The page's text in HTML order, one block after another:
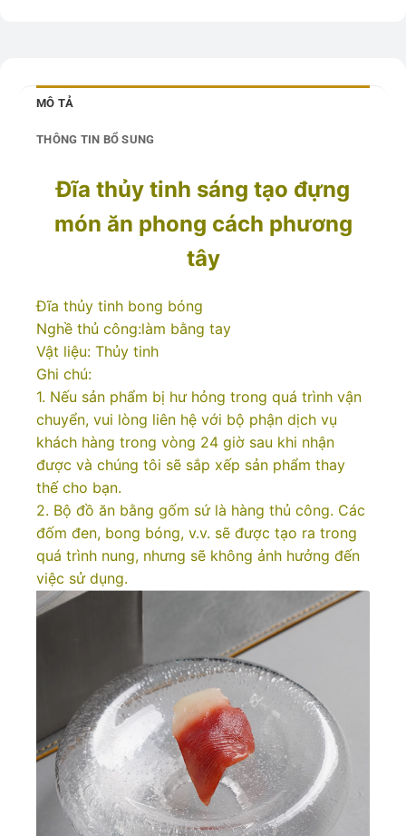
MÔ TẢ
THÔNG TIN BỔ SUNG
Đĩa thủy tinh sáng tạo đựng
món ăn phong cách phương
tây
Đĩa thủy tinh bong bóng
Nghề thủ công:làm bằng tay
Vật liệu: Thủy tinh
Ghi chú:
1. Nếu sản phẩm bị hư hỏng trong quá trình vận
chuyển, vui lòng liên hệ với bộ phận dịch vụ
khách hàng trong vòng 24 giờ sau khi nhận
được và chúng tôi sẽ sắp xếp sản phẩm thay
thế cho bạn.
2. Bộ đồ ăn bằng gốm sứ là hàng thủ công. Các
đốm đen, bong bóng, v.v. sẽ được tạo ra trong
quá trình nung, nhưng sẽ không ảnh hưởng đến
việc sử dụng.